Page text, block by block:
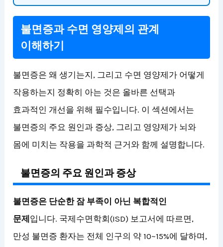
불면증과 수면 영양제의 관계
이해하기
불면증은 왜 생기는지, 그리고 수면 영양제가 어떻게
작용하는지 정확히 아는 것은 올바른 선택과
효과적인 개선을 위해 필수입니다. 이 섹션에서는
불면증의 주요 원인과 증상, 그리고 영양제가 뇌와
몸에 미치는 작용을 과학적 근거와 함께 설명합니다.
불면증의 주요 원인과 증상
불면증은 단순한 잠 부족이 아닌 복합적인
문제입니다. 국제수면학회(ISD) 보고서에 따르면,
만성 불면증 환자는 전체 인구의 약 10~15%에 달하며,